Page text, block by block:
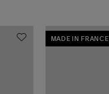
MADE IN FRANCE